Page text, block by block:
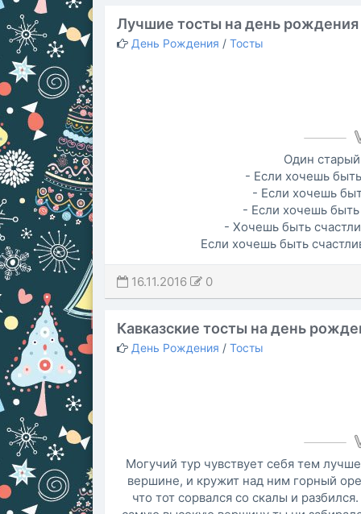
Лучшие тосты на день рождения
День Рождения / Тосты
Один
- Если хочешь
- Если хочешь
- Если хочешь
- Хочешь быть
Если хочешь быть
16.11.2016 0
Кавказские тосты на день
День Рождения / Тосты
Могучий тур чувствует себя тем
вершине, и кружит над ним горный
что тот сорвался со скалы и